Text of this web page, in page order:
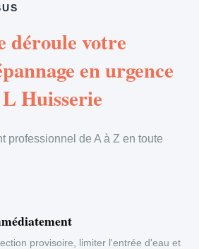
déroule votre
en urgence
Huisserie
professionnel de A à Z en toute
provisoire, limiter l'entrée d'eau et